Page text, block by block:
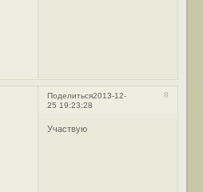
Поделиться 8
2013-12-
25 19:23:28
Участвую